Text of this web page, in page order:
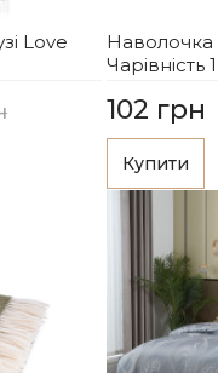
Love
Наволочка
Чарівність
102 грн
Купити